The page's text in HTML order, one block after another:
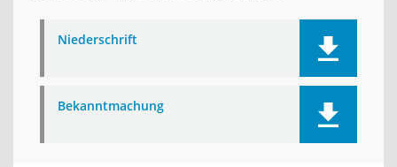
Niederschrift
Bekanntmachung